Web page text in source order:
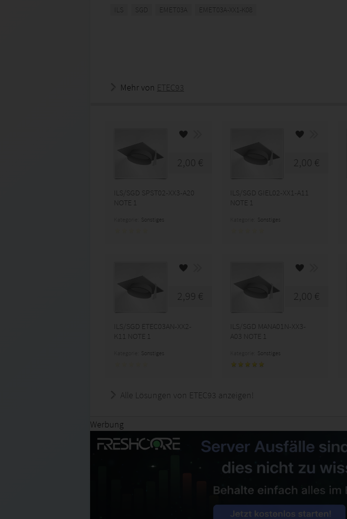
ILS SGD EMET03A EMET03A-XX1-K08
Mehr von ETEC93
2,00 €
ILS/SGD SPST02-XX3-A20
NOTE 1
Sonstiges
2,00 €
ILS/SGD GIEL02-XX1-A11
NOTE 1
Sonstiges
2,99 €
ILS/SGD ETEC03AN-XX2-
K11 NOTE 1
Sonstiges
2,00 €
ILS/SGD MANA01N-XX3-
A03 NOTE 1
Sonstiges
Alle Lösungen von ETEC93 anzeigen!
Werbung